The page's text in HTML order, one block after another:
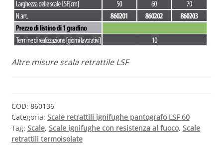
Altre misure scala retrattile LSF
COD: 860136
Categoria: Scale retrattili ignifughe pantografo LSF 60
Tag: Scale, Scale ignifughe con resistenza al fuoco, Scale
retrattili termoisolate